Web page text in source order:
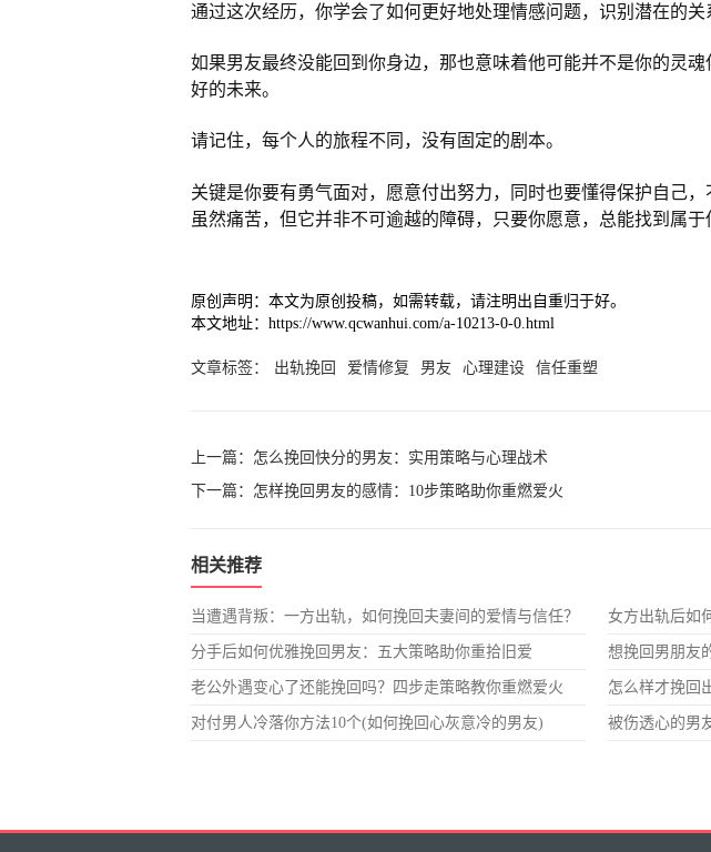
通过这次经历，你学会了如何更好地处理情感问题，识别潜在的关
如果男友最终没能回到你身边，那也意味着他可能并不是你的灵
好的未来。
请记住，每个人的旅程不同，没有固定的剧本。
关键是你要有勇气面对，愿意付出努力，同时也要懂得保护自己
虽然痛苦，但它并非不可逾越的障碍，只要你愿意，总能找到属于
原创声明：本文为原创投稿，如需转载，请注明出自重归于好。
本文地址：https://www.qcwanhui.com/a-10213-0-0.html
文章标签： 出轨挽回 爱情修复 男友 心理建设 信任重塑
上一篇： 怎么挽回快分的男友：实用策略与心理战术
下一篇： 怎样挽回男友的感情：10步策略助你重燃爱火
相关推荐
当遭遇背叛：一方出轨，如何挽回夫妻间的爱情与信任？ 女方出轨后如
分手后如何优雅挽回男友：五大策略助你重拾旧爱 想挽回男朋友
老公外遇变心了还能挽回吗？四步走策略教你重燃爱火 怎么样才挽回
对付男人冷落你方法10个(如何挽回心灰意冷的男友) 被伤透心的男